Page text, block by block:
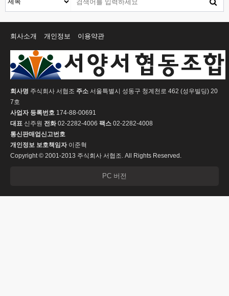
회사소개 개인정보 이용약관
회사명 주식회사 서협조 주소 서울특별시 성동구 청계천로 462 (성우빌딩) 20
7호
사업자 등록번호 174-88-00691
대표 신주원 전화02-2282-4006 팩스 02-2282-4008
통신판매업신고번호
개인정보 보호책임자이준혁
Copyright © 2001-2013 주식회사 서협조. All Rights Reserved.
PC 버전